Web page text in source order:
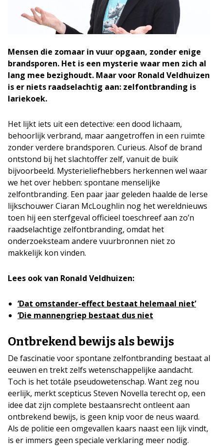
Mensen die zomaar in vuur opgaan, zonder enige
brandsporen. Het is een mysterie waar men zich al
lang mee bezighoudt. Maar voor Ronald Veldhuizen
is er niets raadselachtig aan: zelfontbranding is
lariekoek.
Het lijkt iets uit een detective: een dood lichaam,
behoorlijk verbrand, maar aangetroffen in een ruimte
zonder verdere brandsporen. Curieus. Alsof de brand
ontstond bij het slachtoffer zelf, vanuit de buik
bijvoorbeeld. Mysterieliefhebbers herkennen wel waar
we het over hebben: spontane menselijke
zelfontbranding. Een paar jaar geleden haalde de Ierse
lijkschouwer Ciaran McLoughlin nog het wereldnieuws
toen hij een sterfgeval officieel toeschreef aan zo’n
raadselachtige zelfontbranding, omdat het
onderzoeksteam andere vuurbronnen niet zo
makkelijk kon vinden.
Lees ook van Ronald Veldhuizen:
‘Dat omstander-effect bestaat helemaal niet’
‘Die mannengriep bestaat dus niet
Ontbrekend bewijs als bewijs
De fascinatie voor spontane zelfontbranding bestaat al
eeuwen en trekt zelfs wetenschappelijke aandacht.
Toch is het totále pseudowetenschap. Want zeg nou
eerlijk, merkt scepticus Steven Novella terecht op, een
idee dat zijn complete bestaansrecht ontleent aan
ontbrekend bewijs, is geen knip voor de neus waard.
Als de politie een omgevallen kaars naast een lijk vindt,
is er immers geen speciale verklaring meer nodig.